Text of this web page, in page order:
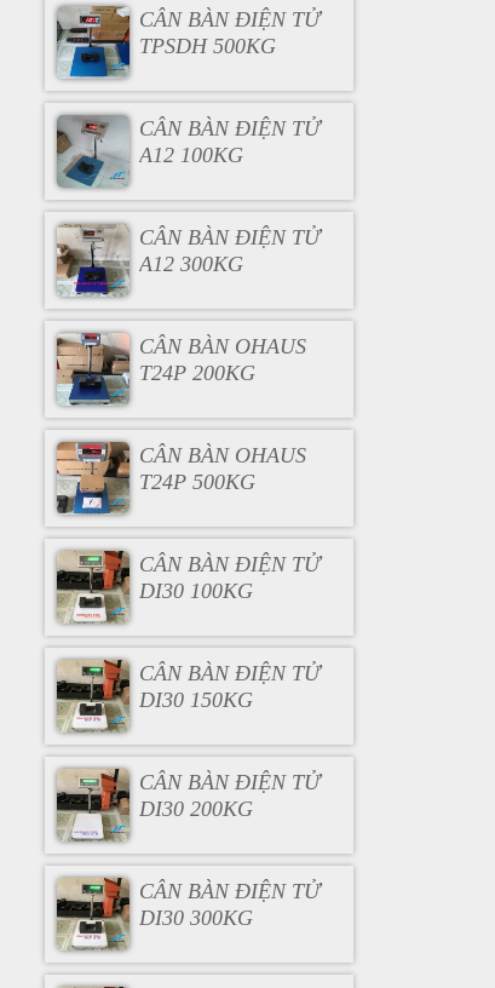
CÂN BÀN ĐIỆN TỬ
TPSDH 500KG
CÂN BÀN ĐIỆN TỬ
A12 100KG
CÂN BÀN ĐIỆN TỬ
A12 300KG
CÂN BÀN OHAUS
T24P 200KG
CÂN BÀN OHAUS
T24P 500KG
CÂN BÀN ĐIỆN TỬ
DI30 100KG
CÂN BÀN ĐIỆN TỬ
DI30 150KG
CÂN BÀN ĐIỆN TỬ
DI30 200KG
CÂN BÀN ĐIỆN TỬ
DI30 300KG